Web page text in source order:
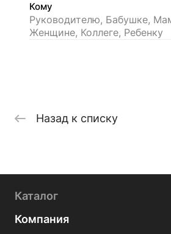
Кому
Руководителю, Бабушке,
Женщине, Коллеге, Ребенку
Назад к списку
Каталог
Компания